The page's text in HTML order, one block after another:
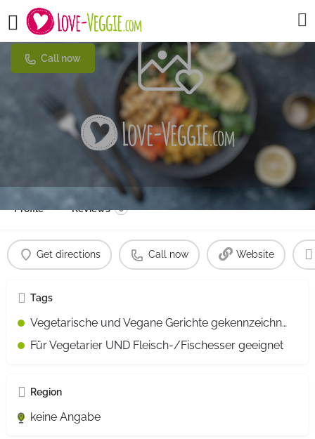
La Stazione
Call now
Profile Reviews 0
Get directions Call now Website
Tags
Vegetarische und Vegane Gerichte gekennzeichnet
Für Vegetarier UND Fleisch-/Fischesser geeignet
Region
keine Angabe